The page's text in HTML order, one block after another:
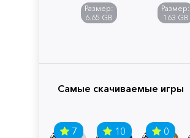
Размер:
6.65 GB
Размер:
163 GB
Самые скачиваемые игры
7 10 0